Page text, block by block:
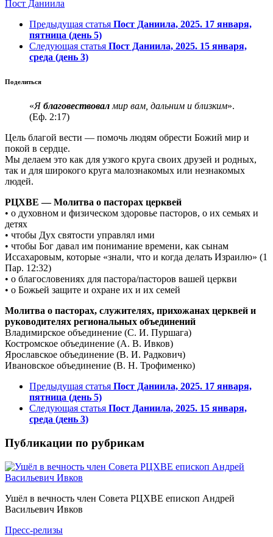
Пост Даниила
Предыдущая статья Пост Даниила, 2025. 17 января,
пятница (день 5)
Следующая статья Пост Даниила, 2025. 15 января,
среда (день 3)
Поделиться
«Я благовествовал мир вам, дальним и близким».
(Еф. 2:17)
Цель благой вести — помочь людям обрести Божий мир и
покой в сердце.
Мы делаем это как для узкого круга своих друзей и родных,
так и для широкого круга малознакомых или незнакомых
людей.
РЦХВЕ — Молитва о пасторах церквей
• о духовном и физическом здоровье пасторов, о их семьях и
детях
• чтобы Дух святости управлял ими
• чтобы Бог давал им понимание времени, как сынам
Иссахаровым, которые «знали, что и когда делать Израилю» (1
Пар. 12:32)
• о благословениях для пастора/пасторов вашей церкви
• о Божьей защите и охране их и их семей
Молитва о пасторах, служителях, прихожанах церквей и
руководителях региональных объединений
Владимирское объединение (С. И. Пуршага)
Костромское объединение (А. В. Ивков)
Ярославское объединение (В. И. Радкович)
Ивановское объединение (В. Н. Трофименко)
Предыдущая статья Пост Даниила, 2025. 17 января,
пятница (день 5)
Следующая статья Пост Даниила, 2025. 15 января,
среда (день 3)
Публикации по рубрикам
Ушёл в вечность член Совета РЦХВЕ епископ Андрей
Васильевич Ивков
Пресс-релизы